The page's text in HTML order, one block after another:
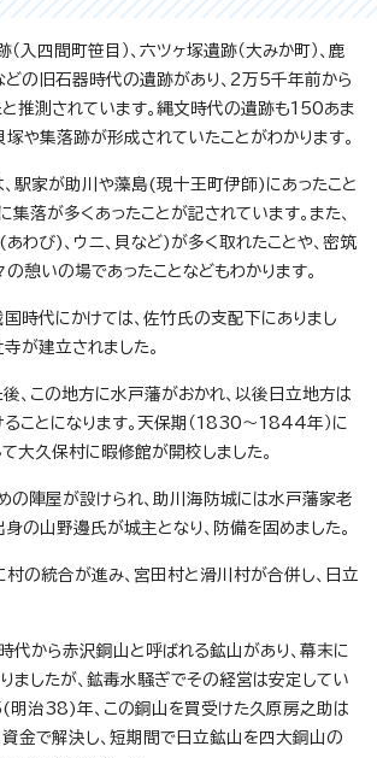
入四間町笹目）、六ツヶ塚遺跡（大みか町）、鹿
どの旧石器時代の遺跡があり、2万5千年前から
推測されています。縄文時代の遺跡も150あま
塚や集落跡が形成されていたことがわかります。
、駅家が助川や藻島(現十王町伊師)にあったこと
集落が多くあったことが記されています。また、
わび)、ウニ、貝など)が多く取れたことや、密筑
憩いの場であったことなどもわかります。
時代にかけては、佐竹氏の支配下にありまし
寺が建立されました。
、この地方に水戸藩がおかれ、以後日立地方は
ことになります。天保期（1830～1844年）に
大久保村に暇修館が開校しました。
の陣屋が設けられ、助川海防城には水戸藩家老
の山野邊氏が城主となり、防備を固めました。
の統合が進み、宮田村と滑川村が合併し、日立
代から赤沢銅山と呼ばれる鉱山があり、幕末に
ましたが、鉱毒水騒ぎでその経営は安定してい
明治38)年、この銅山を買受けた久原房之助は
金で解決し、短期間で日立鉱山を四大銅山の